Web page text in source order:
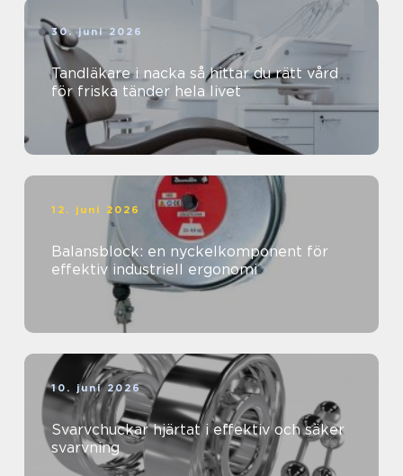
30. juni 2026
Tandläkare i nacka så hittar du rätt vård
för friska tänder hela livet
12. juni 2026
Balansblock: en nyckelkomponent för
effektiv industriell ergonomi
10. juni 2026
Svarvchuckar hjärtat i effektiv och säker
svarvning